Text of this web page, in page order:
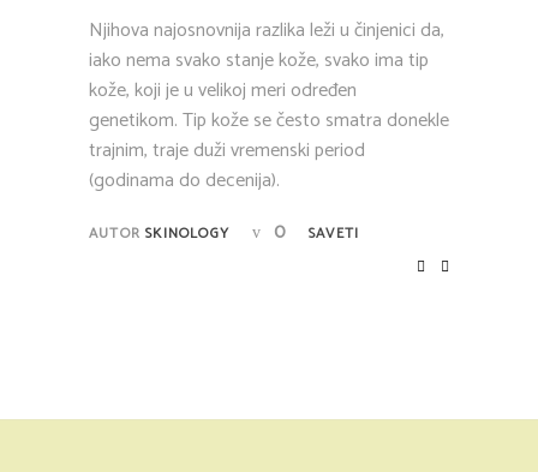
Njihova najosnovnija razlika leži u činjenici da,
iako nema svako stanje kože, svako ima tip
kože, koji je u velikoj meri određen
genetikom. Tip kože se često smatra donekle
trajnim, traje duži vremenski period
(godinama do decenija).
AUTORSKINOLOGY 0 SAVETI